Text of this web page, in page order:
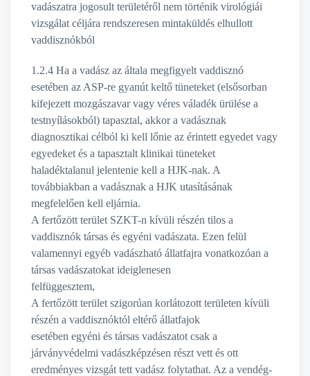
vadászatra jogosult területéről nem történik virológiái
vizsgálat céljára rendszeresen mintaküldés elhullott
vaddisznókból
1.2.4 Ha a vadász az általa megfigyelt vaddisznó
esetében az ASP-re gyanút keltő tüneteket (elsősorban
kifejezett mozgászavar vagy véres váladék ürülése a
testnyílásokból) tapasztal, akkor a vadásznak
diagnosztikai célból ki kell lőnie az érintett egyedet vagy
egyedeket és a tapasztalt klinikai tüneteket
haladéktalanul jelentenie kell a HJK-nak. A
továbbiakban a vadásznak a HJK utasításának
megfelelően kell eljárnia.
A fertőzött terület SZKT-n kívüli részén tilos a
vaddisznók társas és egyéni vadászata. Ezen felül
valamennyi egyéb vadászható állatfajra vonatkozóan a
társas vadászatokat ideiglenesen
felfüggesztem,
A fertőzött terület szigorúan korlátozott területen kívüli
részén a vaddisznóktól eltérő állatfajok
esetében egyéni és társas vadászatot csak a
járványvédelmi vadászképzésen részt vett és ott
eredményes vizsgát tett vadász folytathat. Az a vendég-